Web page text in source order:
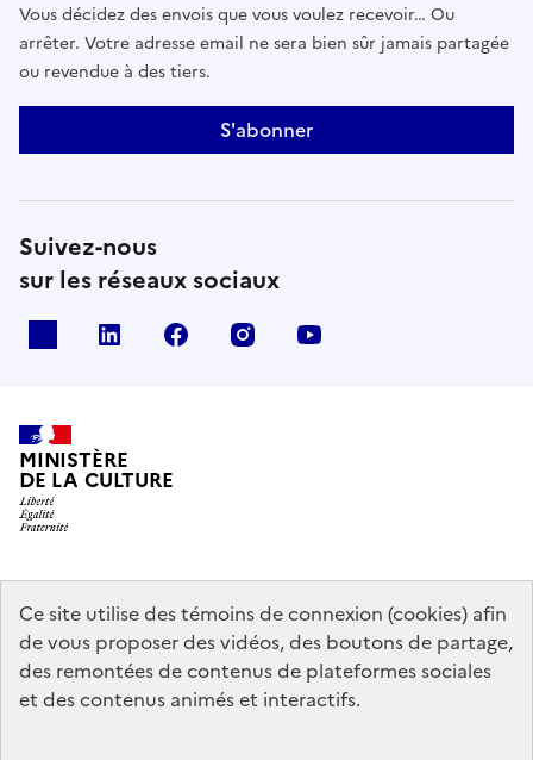
Ce site utilise des témoins de connexion (cookies) afin
de vous proposer des vidéos, des boutons de partage,
des remontées de contenus de plateformes sociales
et des contenus animés et interactifs.
Vous décidez des envois que vous voulez recevoir… Ou
arrêter. Votre adresse email ne sera bien sûr jamais partagée
ou revendue à des tiers.
S'abonner
Suivez-nous
sur les réseaux sociaux
linkedin facebook instagram
MINISTÈRE
DE LA CULTURE
data.gouv.fr legifrance.gouv.fr
info.gouv.fr
service-public.gouv.fr